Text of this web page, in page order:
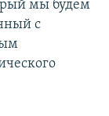
мы будем
с